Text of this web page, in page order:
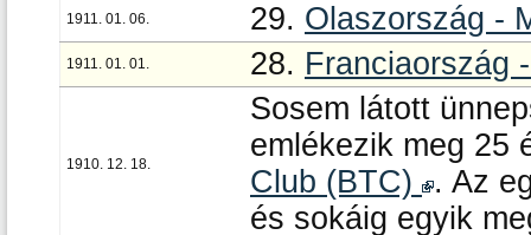
1911. 01. 06. 29. Olaszország -
1911. 01. 01. 28. Franciaország
1910. 12. 18.
Sosem látott
emlékezik meg 25
Club (BTC)
. Az
és sokáig egyik